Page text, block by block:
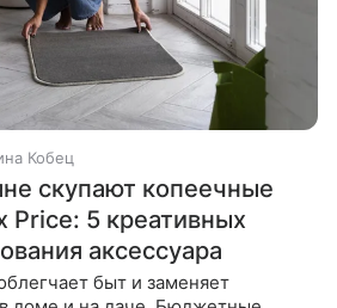
Кобец
скупают копеечные
Price: 5 креативных
аксессуара
быт и заменяет